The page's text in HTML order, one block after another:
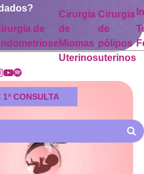
de
Cirurgia
de
Miomas
Uterinos
Cirurgia
de
pólipos
uterinos
CONSULTA